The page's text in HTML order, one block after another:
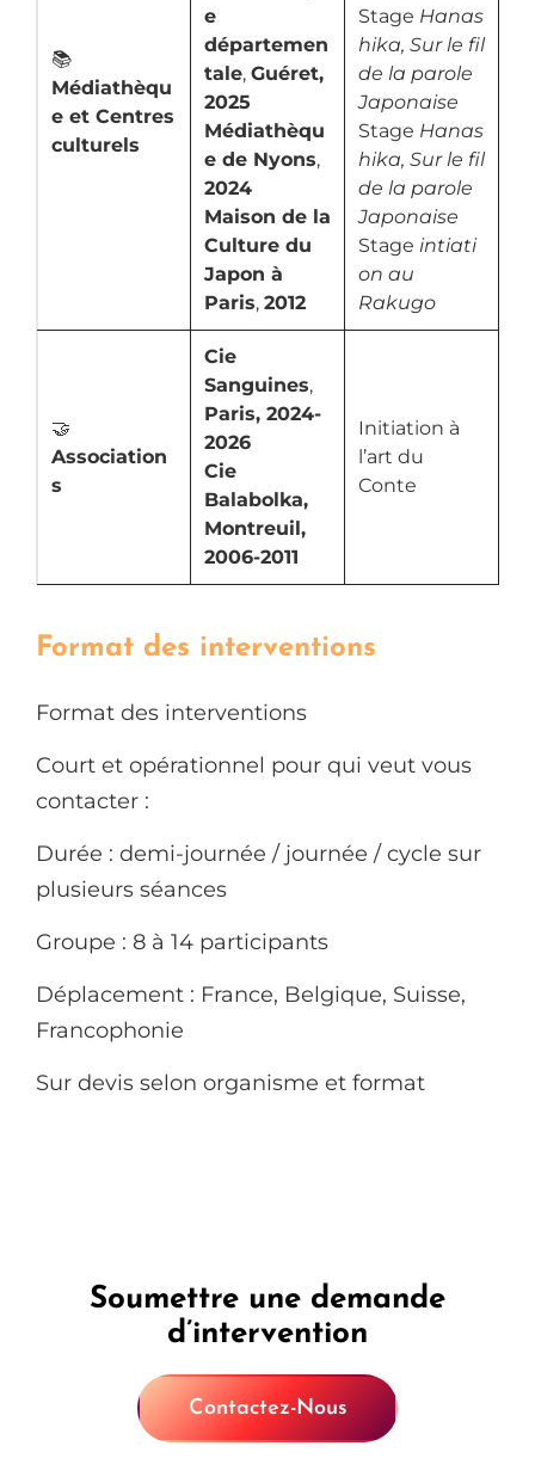
📚
Médiathèqu
e et Centres
culturels
e
départemen
tale, Guéret,
2025
Médiathèqu
e de Nyons,
2024
Maison de la
Culture du
Japon à
Paris, 2012
Stage Hanas
hika, Sur le fil
de la parole
Japonaise
Stage Hanas
hika, Sur le fil
de la parole
Japonaise
Stage intiati
on au
Rakugo
🤝
Association
s
Cie
Sanguines,
Paris, 2024-
2026
Cie
Balabolka,
Montreuil,
2006-2011
Initiation à
l’art du
Conte
Format des interventions
Format des interventions
Court et opérationnel pour qui veut vous
contacter :
Durée : demi-journée / journée / cycle sur
plusieurs séances
Groupe : 8 à 14 participants
Déplacement : France, Belgique, Suisse,
Francophonie
Sur devis selon organisme et format
Soumettre une demande
d’intervention
Contactez-Nous